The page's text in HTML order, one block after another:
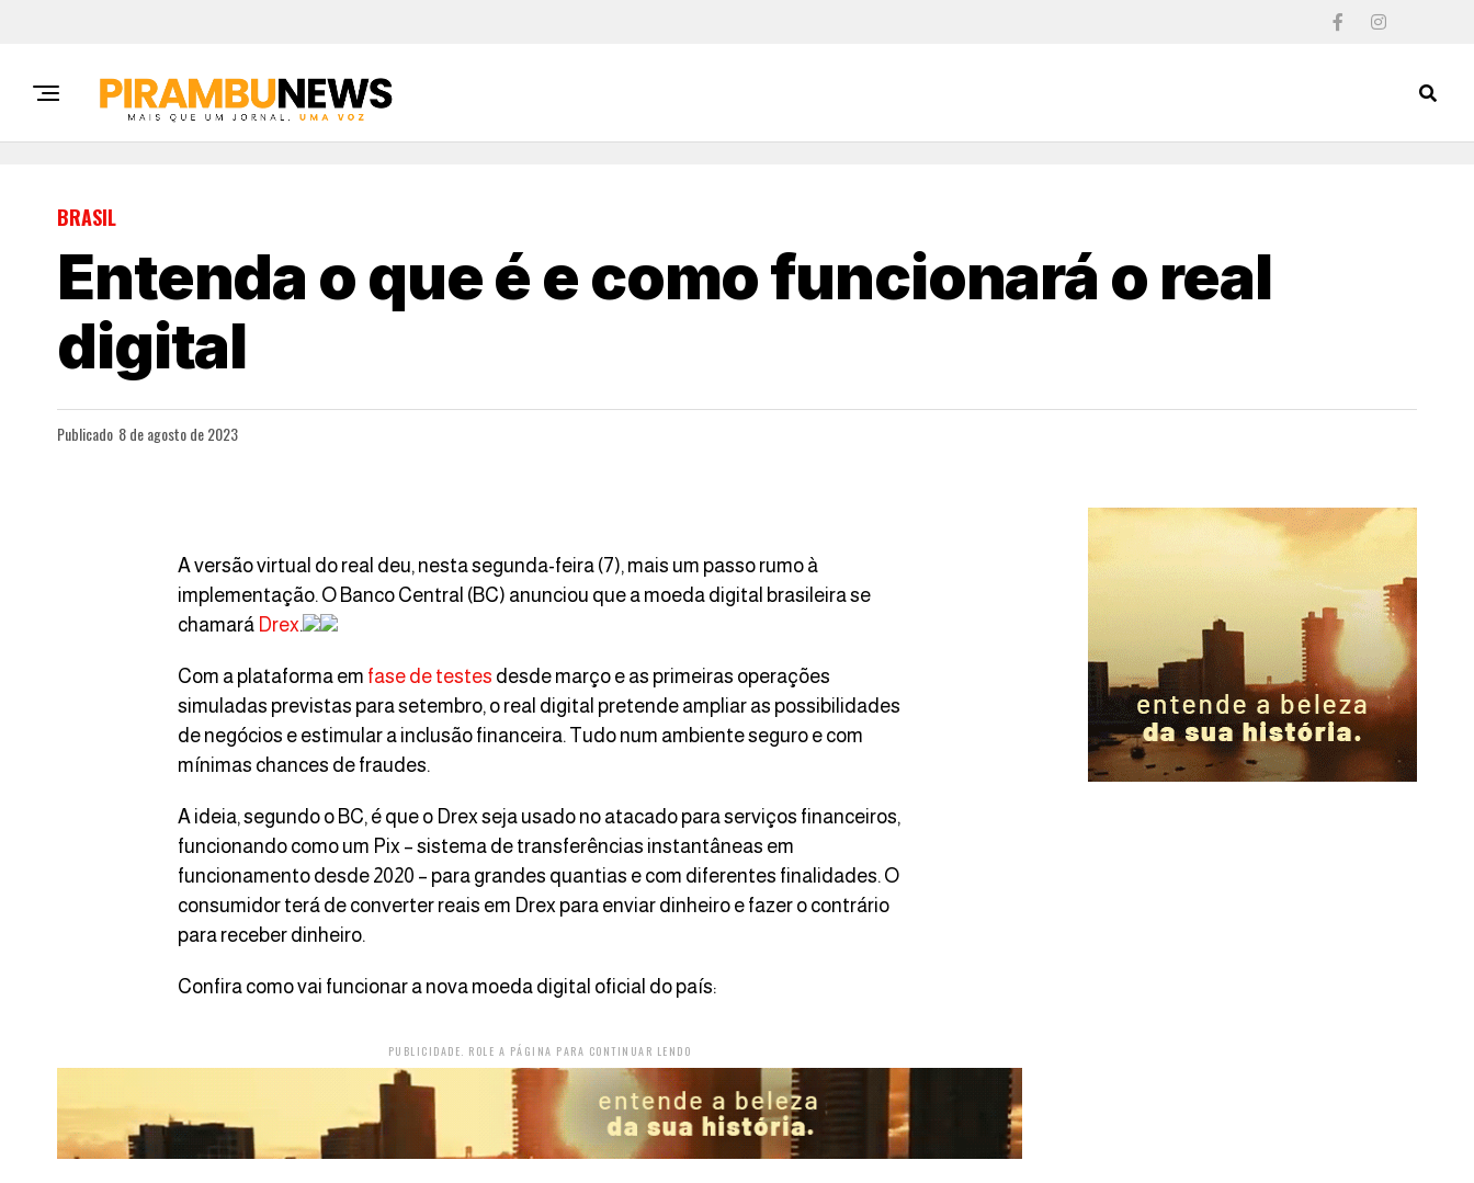
BRASIL
Entenda o que é e como funcionará o real
digital
Publicado 8 de agosto de 2023
A versão virtual do real deu, nesta segunda-feira (7), mais um passo rumo à
implementação. O Banco Central (BC) anunciou que a moeda digital brasileira se
chamará Drex.
Com a plataforma em fase de testes desde março e as primeiras operações
simuladas previstas para setembro, o real digital pretende ampliar as possibilidades
de negócios e estimular a inclusão financeira. Tudo num ambiente seguro e com
mínimas chances de fraudes.
A ideia, segundo o BC, é que o Drex seja usado no atacado para serviços financeiros,
funcionando como um Pix – sistema de transferências instantâneas em
funcionamento desde 2020 – para grandes quantias e com diferentes finalidades. O
consumidor terá de converter reais em Drex para enviar dinheiro e fazer o contrário
para receber dinheiro.
Confira como vai funcionar a nova moeda digital oficial do país:
PUBLICIDADE. ROLE A PÁGINA PARA CONTINUAR LENDO